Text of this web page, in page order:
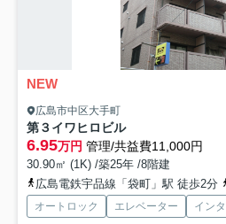
NEW
広島市中区大手町
第３イワヒロビル
6.95万円 管理/共益費11,000円
30.90㎡ (1K) /築25年 /8階建
広島電鉄宇品線「袋町」駅 徒歩2分
オートロック エレベーター イン